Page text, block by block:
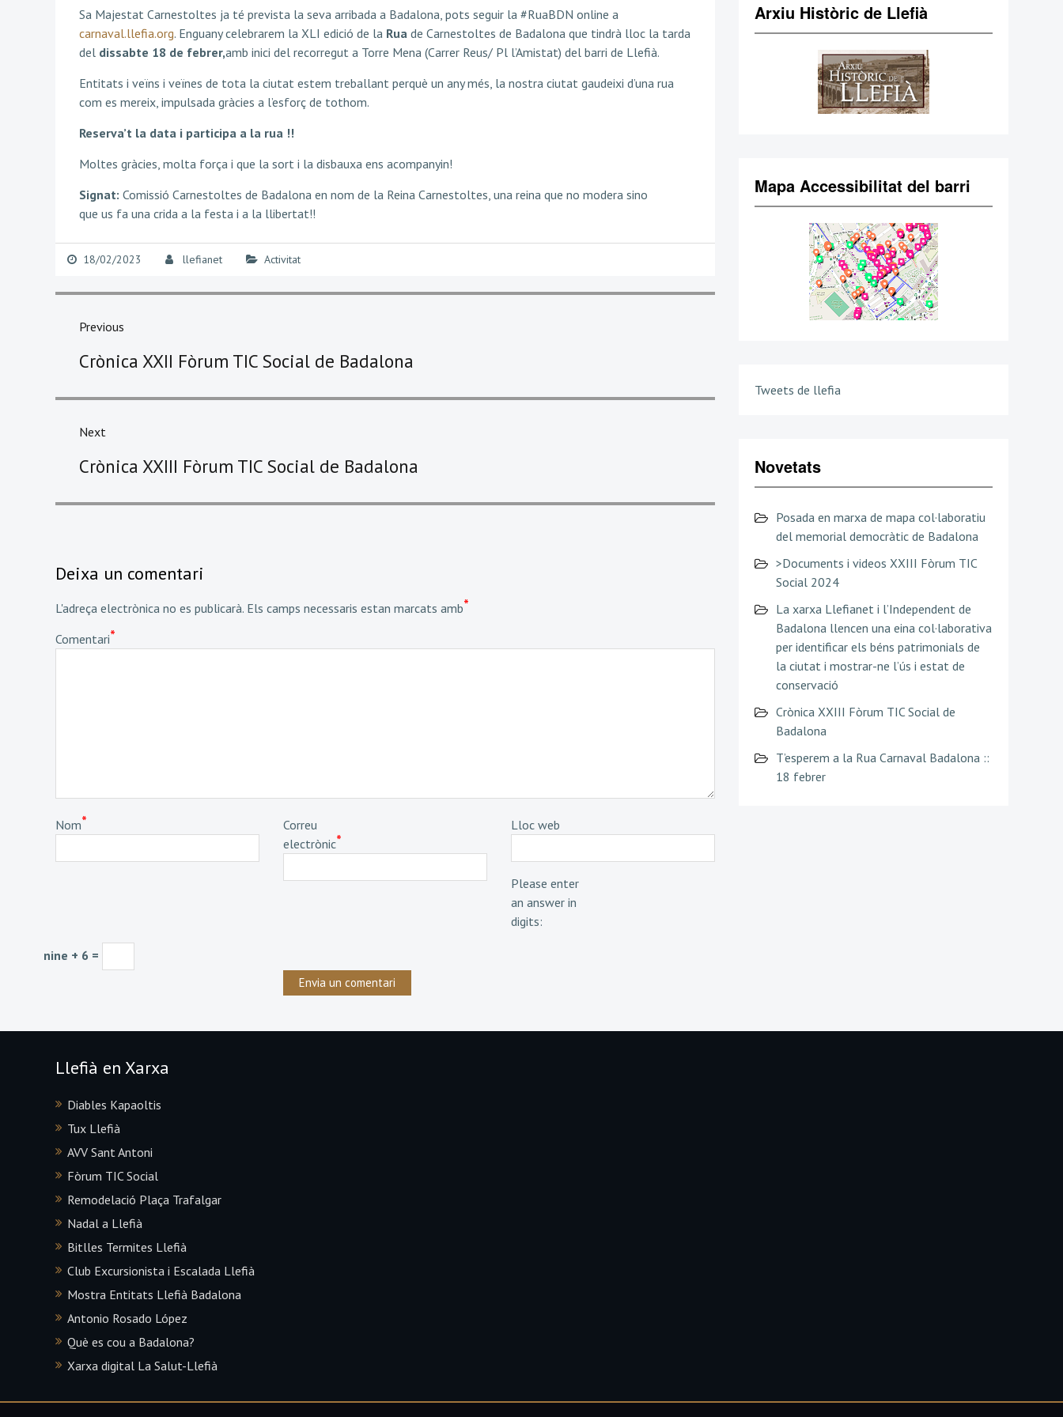
Sa Majestat Carnestoltes ja té prevista la seva arribada a Badalona, pots seguir la #RuaBDN online a
carnaval.llefia.org. Enguany celebrarem la XLI edició de la Ruade Carnestoltes de Badalona que tindrà lloc la tarda
del dissabte 18 de febrer,amb inici del recorregut a Torre Mena (Carrer Reus/ Pl l’Amistat) del barri de Llefià.
Entitats i veïns i veïnes de tota la ciutat estem treballant perquè un any més, la nostra ciutat gaudeixi d’una rua
com es mereix, impulsada gràcies a l’esforç de tothom.
Reserva’t la data i participa a la rua !!
Moltes gràcies, molta força i que la sort i la disbauxa ens acompanyin!
Signat: Comissió Carnestoltes de Badalona en nom de la Reina Carnestoltes, una reina que no modera sino
que us fa una crida a la festa i a la llibertat!!
18/02/2023 llefianet Activitat
Navegació
d'entrades
Previous
post:
Crònica XXII Fòrum TIC Social de Badalona
Next
post:
Crònica XXIII Fòrum TIC Social de Badalona
Deixa un comentari
L'adreça electrònica no es publicarà. Els camps necessaris estan marcats amb*
Comentari*
Nom*
Correu
electrònic*
Lloc web
Please enter
an answer in
digits:
nine + 6 =
Arxiu Històric de Llefià
Mapa Accessibilitat del barri
Tweets de llefia
Novetats
Posada en marxa de mapa col·laboratiu
del memorial democràtic de Badalona
>Documents i videos XXIII Fòrum TIC
Social 2024
La xarxa Llefianet i l’Independent de
Badalona llencen una eina col·laborativa
per identificar els béns patrimonials de
la ciutat i mostrar-ne l’ús i estat de
conservació
Crònica XXIII Fòrum TIC Social de
Badalona
T’esperem a la Rua Carnaval Badalona ::
18 febrer
Llefià en Xarxa
Diables Kapaoltis
Tux Llefià
AVV Sant Antoni
Fòrum TIC Social
Remodelació Plaça Trafalgar
Nadal a Llefià
Bitlles Termites Llefià
Club Excursionista i Escalada Llefià
Mostra Entitats Llefià Badalona
Antonio Rosado López
Què es cou a Badalona?
Xarxa digital La Salut-Llefià